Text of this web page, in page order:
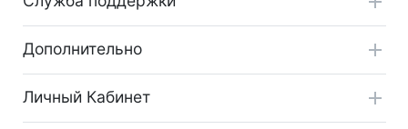
Дополнительно
Личный Кабинет